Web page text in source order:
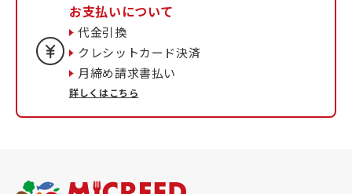
お支払いについて
代金引換
クレシットカード決済
月締め請求書払い
詳しくはこちら